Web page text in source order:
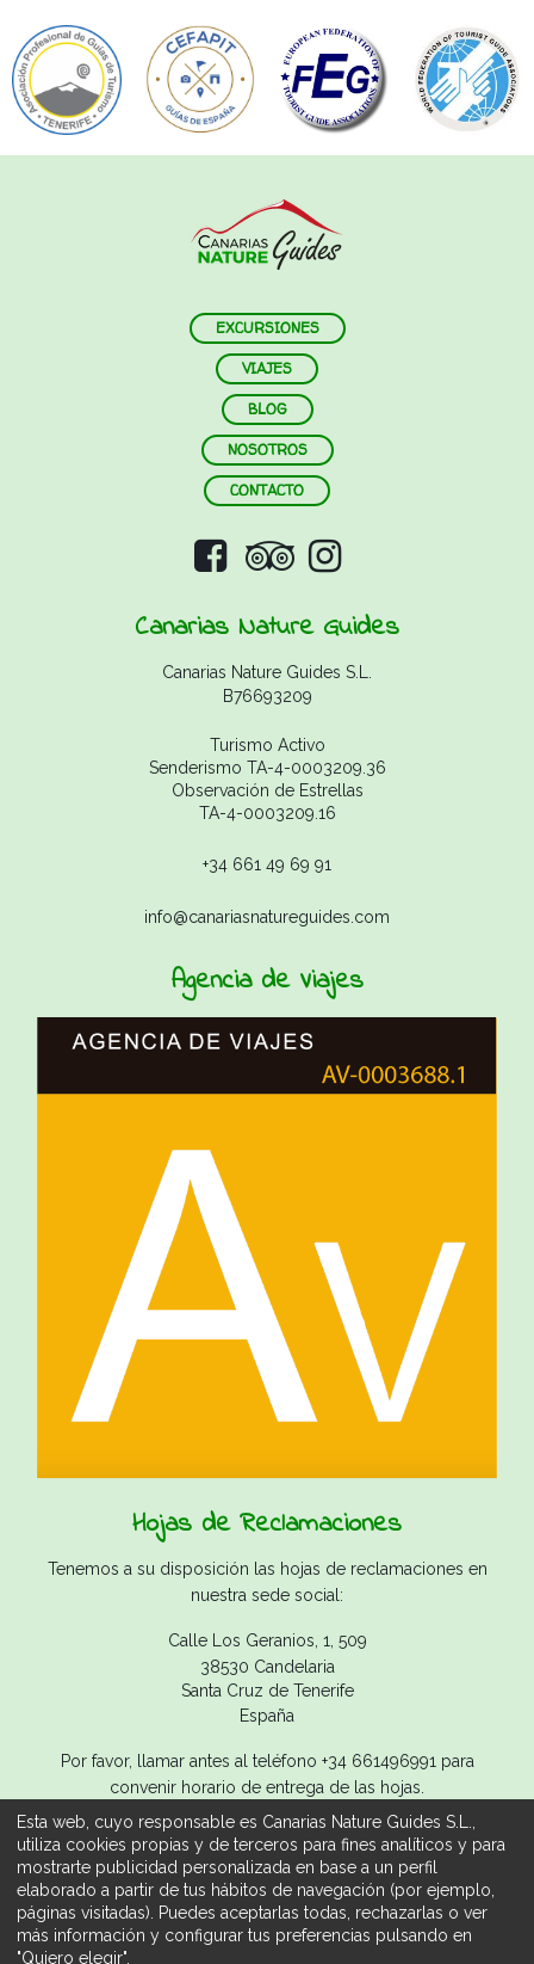
EXCURSIONES
VIAJES
BLOG
NOSOTROS
CONTACTO
Canarias Nature Guides
Canarias Nature Guides S.L.
B76693209
Turismo Activo
Senderismo TA-4-0003209.36
Observación de Estrellas
TA-4-0003209.16
+34 661 49 69 91
info@canariasnatureguides.com
Agencia de Viajes
Hojas de Reclamaciones
Tenemos a su disposición las hojas de reclamaciones en
nuestra sede social:
Calle Los Geranios, 1, 509
38530 Candelaria
Santa Cruz de Tenerife
España
Por favor, llamar antes al teléfono +34 661496991 para
convenir horario de entrega de las hojas.
Copyright © Canarias Nature Guides S.L.
Aviso legal/Condiciones de Reserva /Política de
Privacidad /Política de Cookies ESPAÑOL
Esta web, cuyo responsable es Canarias Nature Guides S.L.,
utiliza cookies propias y de terceros para fines analíticos y para
mostrarte publicidad personalizada en base a un perfil
elaborado a partir de tus hábitos de navegación (por ejemplo,
páginas visitadas). Puedes aceptarlas todas, rechazarlas o ver
más información y configurar tus preferencias pulsando en
"Quiero elegir".